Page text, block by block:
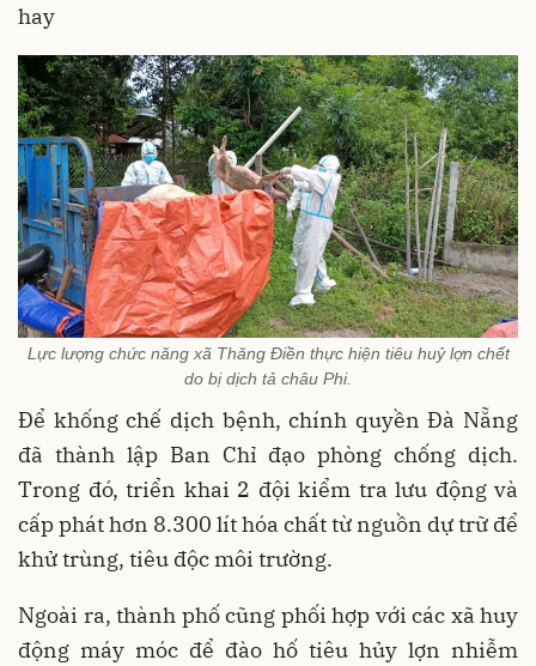
hay
Lực lượng chức năng xã Thăng Điền thực hiện tiêu huỷ lợn chết
do bị dịch tả châu Phi.
Để khống chế dịch bệnh, chính quyền Đà Nẵng
đã thành lập Ban Chỉ đạo phòng chống dịch.
Trong đó, triển khai 2 đội kiểm tra lưu động và
cấp phát hơn 8.300 lít hóa chất từ nguồn dự trữ để
khử trùng, tiêu độc môi trường.
Ngoài ra, thành phố cũng phối hợp với các xã huy
động máy móc để đào hố tiêu hủy lợn nhiễm